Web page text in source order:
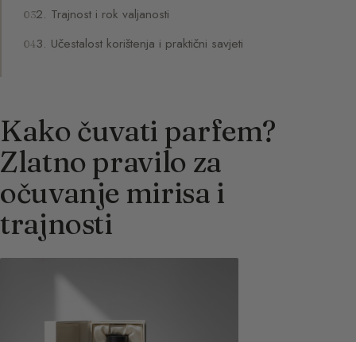
2. Trajnost i rok valjanosti
3. Učestalost korištenja i praktični savjeti
Kako čuvati parfem?
Zlatno pravilo za
očuvanje mirisa i
trajnosti